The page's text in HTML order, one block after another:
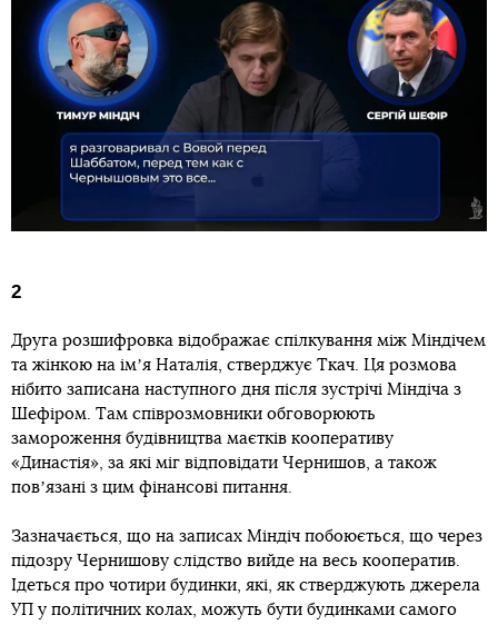
2
Друга розшифровка відображає спілкування між Міндічем
та жінкою на імʼя Наталія, стверджує Ткач. Ця розмова
нібито записана наступного дня після зустрічі Міндіча з
Шефіром. Там співрозмовники обговорюють
замороження будівництва маєтків кооперативу
«Династія», за які міг відповідати Чернишов, а також
повʼязані з цим фінансові питання.
Зазначається, що на записах Міндіч побоюється, що через
підозру Чернишову слідство вийде на весь кооператив.
Ідеться про чотири будинки, які, як стверджують джерела
УП у політичних колах, можуть бути будинками самого